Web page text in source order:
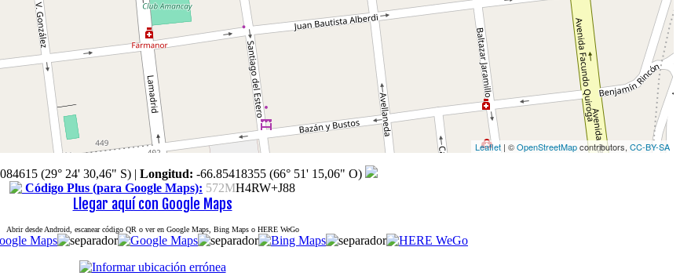
Leaflet | ©OpenStreetMapcontributors, CC-BY-SA
(29° 24' 30,46" S) | Longitud: -66.85418355 (66° 51' 15,06" O)
Código Plus (para Google Maps): 572MH4RW+J88
Llegar aquí con Google Maps
Abrir desde Android, escanear código QR o ver en Google Maps, Bing Maps o HERE WeGo